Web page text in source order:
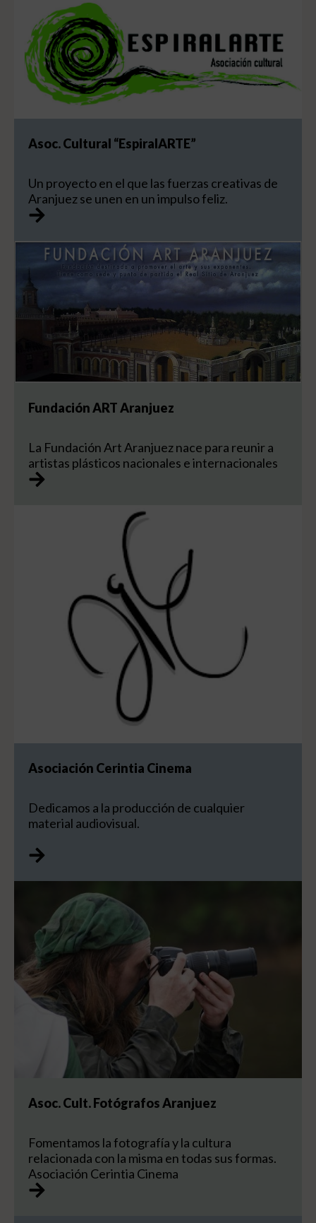
Asoc. Cultural “EspiralARTE”
Un proyecto en el que las fuerzas creativas de
Aranjuez se unen en un impulso feliz.
Fundación ART Aranjuez
La Fundación Art Aranjuez nace para reunir a
artistas plásticos nacionales e internacionales
Asociación Cerintia Cinema
Dedicamos a la producción de cualquier
material audiovisual.
Asoc. Cult. Fotógrafos Aranjuez
Fomentamos la fotografía y la cultura
relacionada con la misma en todas sus formas.
Asociación Cerintia Cinema